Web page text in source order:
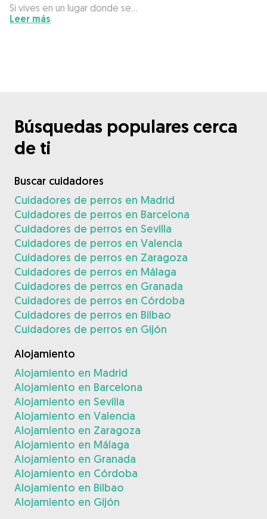
Si vives en un lugar donde se…
Leer más
Búsquedas populares cerca
de ti
Buscar cuidadores
Cuidadores de perros en Madrid
Cuidadores de perros en Barcelona
Cuidadores de perros en Sevilla
Cuidadores de perros en Valencia
Cuidadores de perros en Zaragoza
Cuidadores de perros en Málaga
Cuidadores de perros en Granada
Cuidadores de perros en Córdoba
Cuidadores de perros en Bilbao
Cuidadores de perros en Gijón
Alojamiento
Alojamiento en Madrid
Alojamiento en Barcelona
Alojamiento en Sevilla
Alojamiento en Valencia
Alojamiento en Zaragoza
Alojamiento en Málaga
Alojamiento en Granada
Alojamiento en Córdoba
Alojamiento en Bilbao
Alojamiento en Gijón